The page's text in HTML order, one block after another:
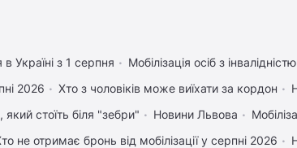
Україні з 1 серпня Мобілізація осіб з
2026
Хто з чоловіків може виїхати за кордон
стоїть біля "зебри"
Новини Львова
не отримає бронь від мобілізації у серпні 2026